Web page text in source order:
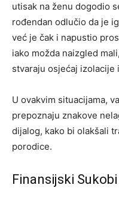
utisak na ženu dogodio
rođendan odlučio da je
već je čak i napustio
iako možda naizgled
stvaraju osjećaj izolacije
U ovakvim situacijama,
prepoznaju znakove
dijalog, kako bi olakšali
porodice.
Finansijski